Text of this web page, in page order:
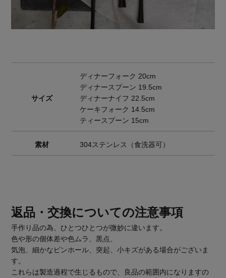
サイズ
ディナーフォーク 20cm
ディナースプーン 19.5cm
ディナーナイフ 22.5cm
ケーキフォーク 14.5cm
ティースプーン 15cm
素材 304ステンレス（食洗器可）
返品・交換についての注意事項
手作り品の為、ひとつひとつが微妙に違います。
色や形の個体差や色ムラ、黒点、
気泡、細かなピンホール、突起、小キズがある場合がございま
す。
これらは製造過程で生じるもので、良品の範囲内になりますの